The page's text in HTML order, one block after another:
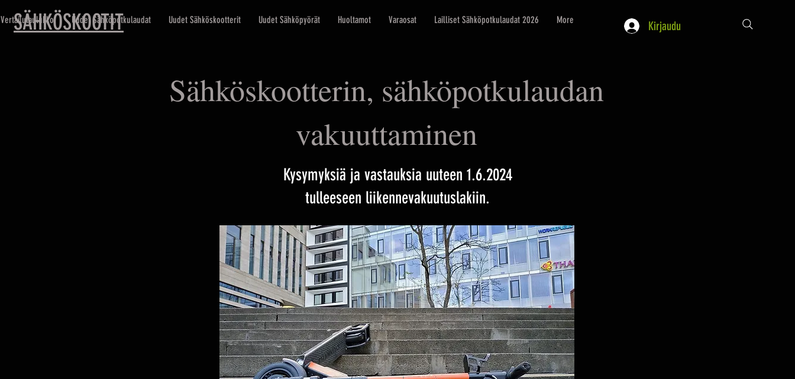
SÄHKÖSKOOTIT
Vertailutaulukko Uudet Sähköpotkulaudat Uudet Sähköskootterit Uudet Sähköpyörät Huoltamot Varaosat Lailliset Sähköpotkulaudat 2026 More Kirjaudu
Sähköskootterin, sähköpotkulaudan
vakuuttaminen
Kysymyksiä ja vastauksia uuteen 1.6.2024
tulleeseen liikennevakuutuslakiin.